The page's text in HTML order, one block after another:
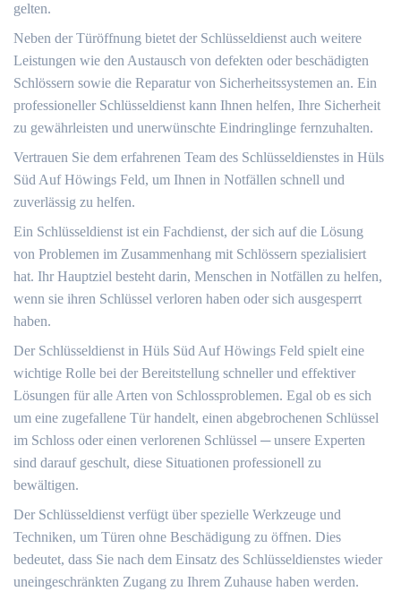
gelten.​
Neben der Türöffnung bietet der Schlüsseldienst auch weitere
Leistungen wie den Austausch von defekten oder beschädigten
Schlössern sowie die Reparatur von Sicherheitssystemen an.​ Ein
professioneller Schlüsseldienst kann Ihnen helfen, Ihre Sicherheit
zu gewährleisten und unerwünschte Eindringlinge fernzuhalten.​
Vertrauen Sie dem erfahrenen Team des Schlüsseldienstes in Hüls
Süd Auf Höwings Feld, um Ihnen in Notfällen schnell und
zuverlässig zu helfen.​
Ein Schlüsseldienst ist ein Fachdienst, der sich auf die Lösung
von Problemen im Zusammenhang mit Schlössern spezialisiert
hat.​ Ihr Hauptziel besteht darin, Menschen in Notfällen zu helfen,
wenn sie ihren Schlüssel verloren haben oder sich ausgesperrt
haben.​
Der Schlüsseldienst in Hüls Süd Auf Höwings Feld spielt eine
wichtige Rolle bei der Bereitstellung schneller und effektiver
Lösungen für alle Arten von Schlossproblemen.​ Egal ob es sich
um eine zugefallene Tür handelt, einen abgebrochenen Schlüssel
im Schloss oder einen verlorenen Schlüssel ─ unsere Experten
sind darauf geschult, diese Situationen professionell zu
bewältigen.​
Der Schlüsseldienst verfügt über spezielle Werkzeuge und
Techniken, um Türen ohne Beschädigung zu öffnen.​ Dies
bedeutet, dass Sie nach dem Einsatz des Schlüsseldienstes wieder
uneingeschränkten Zugang zu Ihrem Zuhause haben werden.​